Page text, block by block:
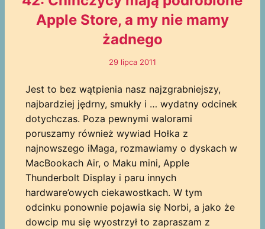
Apple Store, a my nie mamy
żadnego
29 lipca 2011
Jest to bez wątpienia nasz najzgrabniejszy,
najbardziej jędrny, smukły i … wydatny odcinek
dotychczas. Poza pewnymi walorami
poruszamy również wywiad Hołka z
najnowszego iMaga, rozmawiamy o dyskach w
MacBookach Air, o Maku mini, Apple
Thunderbolt Display i paru innych
hardware’owych ciekawostkach. W tym
odcinku ponownie pojawia się Norbi, a jako że
dowcip mu się wyostrzył to zapraszam z